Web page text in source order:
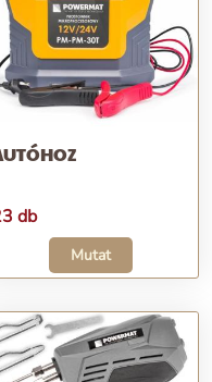
db
Mutat